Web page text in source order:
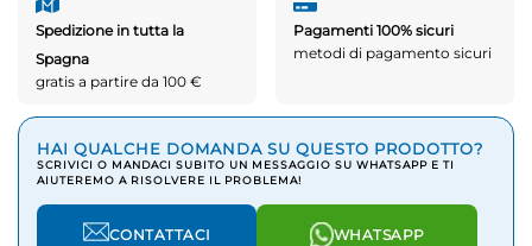
Spedizione in tutta la
Spagna
gratis a partire da 100 €
Pagamenti 100% sicuri
metodi di pagamento sicuri
HAI QUALCHE DOMANDA SU QUESTO PRODOTTO?
SCRIVICI O MANDACI SUBITO UN MESSAGGIO SU WHATSAPP E TI
AIUTEREMO A RISOLVERE IL PROBLEMA!
CONTATTACI WHATSAPP